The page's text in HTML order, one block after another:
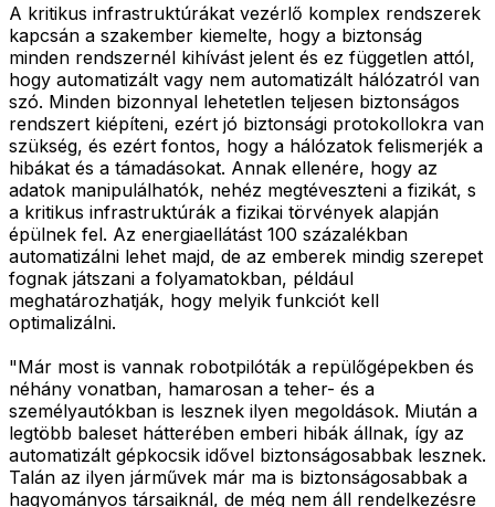
A kritikus infrastruktúrákat vezérlő komplex rendszerek
kapcsán a szakember kiemelte, hogy a biztonság
minden rendszernél kihívást jelent és ez független attól,
hogy automatizált vagy nem automatizált hálózatról van
szó. Minden bizonnyal lehetetlen teljesen biztonságos
rendszert kiépíteni, ezért jó biztonsági protokollokra van
szükség, és ezért fontos, hogy a hálózatok felismerjék a
hibákat és a támadásokat. Annak ellenére, hogy az
adatok manipulálhatók, nehéz megtéveszteni a fizikát, s
a kritikus infrastruktúrák a fizikai törvények alapján
épülnek fel. Az energiaellátást 100 százalékban
automatizálni lehet majd, de az emberek mindig szerepet
fognak játszani a folyamatokban, például
meghatározhatják, hogy melyik funkciót kell
optimalizálni.
"Már most is vannak robotpilóták a repülőgépekben és
néhány vonatban, hamarosan a teher- és a
személyautókban is lesznek ilyen megoldások. Miután a
legtöbb baleset hátterében emberi hibák állnak, így az
automatizált gépkocsik idővel biztonságosabbak lesznek.
Talán az ilyen járművek már ma is biztonságosabbak a
hagyományos társaiknál, de még nem áll rendelkezésre